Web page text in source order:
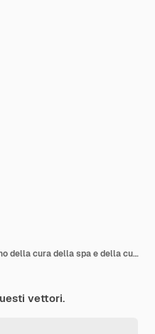
Illustrazione disegnata a mano della cura della spa e della cura di sé in sfumature naturali cosmetici
vettori.